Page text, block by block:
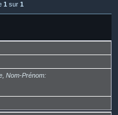
1 sur 1
Nom-Prénom